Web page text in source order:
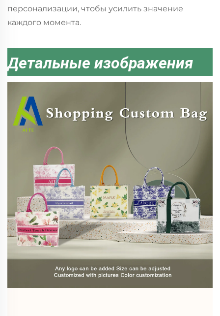
персонализации, чтобы усилить значение
каждого момента.
Детальные изображения